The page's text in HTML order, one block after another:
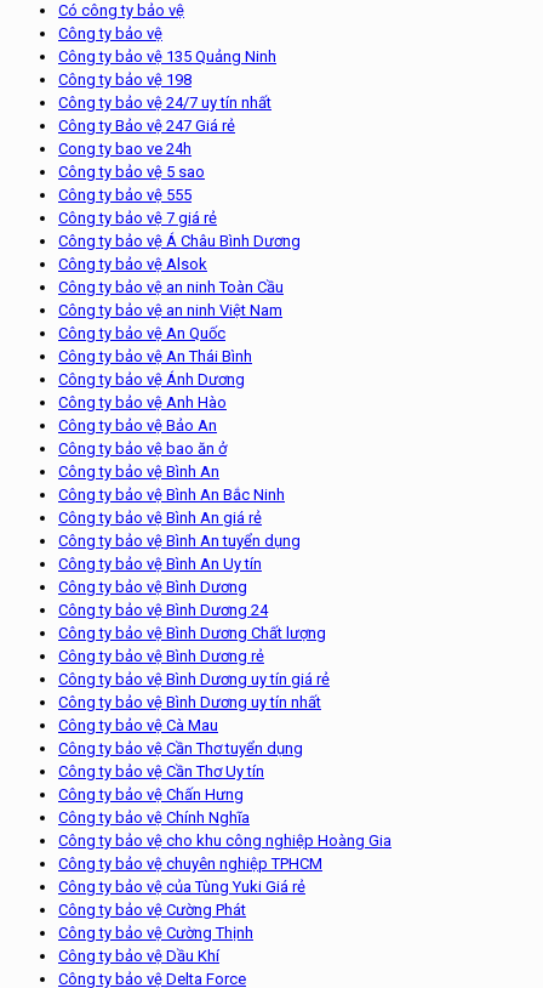
Có công ty bảo vệ
Công ty bảo vệ
Công ty bảo vệ 135 Quảng Ninh
Công ty bảo vệ 198
Công ty bảo vệ 24/7 uy tín nhất
Công ty Bảo vệ 247 Giá rẻ
Cong ty bao ve 24h
Công ty bảo vệ 5 sao
Công ty bảo vệ 555
Công ty bảo vệ 7 giá rẻ
Công ty bảo vệ Á Châu Bình Dương
Công ty bảo vệ Alsok
Công ty bảo vệ an ninh Toàn Cầu
Công ty bảo vệ an ninh Việt Nam
Công ty bảo vệ An Quốc
Công ty bảo vệ An Thái Bình
Công ty bảo vệ Ánh Dương
Công ty bảo vệ Anh Hào
Công ty bảo vệ Bảo An
Công ty bảo vệ bao ăn ở
Công ty bảo vệ Bình An
Công ty bảo vệ Bình An Bắc Ninh
Công ty bảo vệ Bình An giá rẻ
Công ty bảo vệ Bình An tuyển dụng
Công ty bảo vệ Bình An Uy tín
Công ty bảo vệ Bình Dương
Công ty bảo vệ Bình Dương 24
Công ty bảo vệ Bình Dương Chất lượng
Công ty bảo vệ Bình Dương rẻ
Công ty bảo vệ Bình Dương uy tín giá rẻ
Công ty bảo vệ Bình Dương uy tín nhất
Công ty bảo vệ Cà Mau
Công ty bảo vệ Cần Thơ tuyển dụng
Công ty bảo vệ Cần Thơ Uy tín
Công ty bảo vệ Chấn Hưng
Công ty bảo vệ Chính Nghĩa
Công ty bảo vệ cho khu công nghiệp Hoàng Gia
Công ty bảo vệ chuyên nghiệp TPHCM
Công ty bảo vệ của Tùng Yuki Giá rẻ
Công ty bảo vệ Cường Phát
Công ty bảo vệ Cường Thịnh
Công ty bảo vệ Dầu Khí
Công ty bảo vệ Delta Force